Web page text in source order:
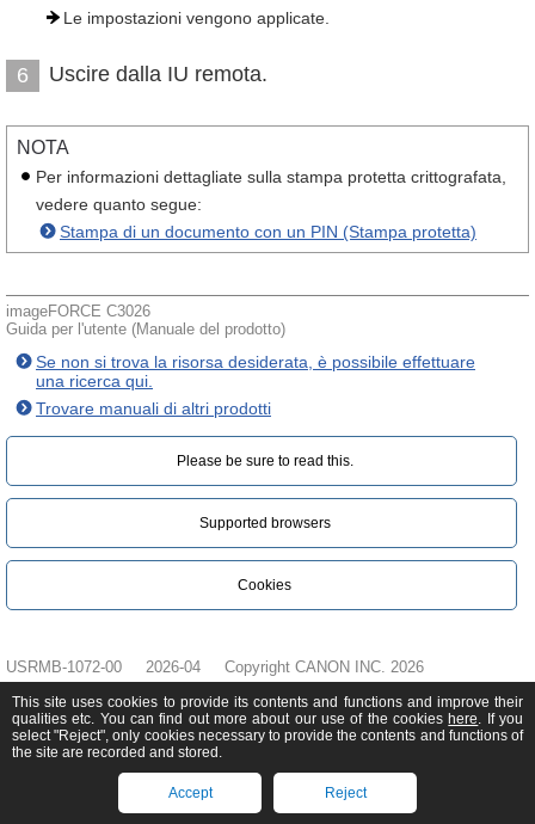
Le impostazioni vengono applicate.
6 Uscire dalla IU remota.
NOTA
Per informazioni dettagliate sulla stampa protetta crittografata,
vedere quanto segue:
Stampa di un documento con un PIN (Stampa protetta)
imageFORCE C3026
Guida per l'utente (Manuale del prodotto)
Se non si trova la risorsa desiderata, è possibile effettuare
una ricerca qui.
Trovare manuali di altri prodotti
Please be sure to read this.‎
Supported browsers
Cookies
USRMB-1072-00 2026-04 Copyright CANON INC. 2026
This site uses cookies to provide its contents and functions and improve their
qualities etc. You can find out more about our use of the cookies here. If you
select "Reject", only cookies necessary to provide the contents and functions of
the site are recorded and stored.
Accept Reject